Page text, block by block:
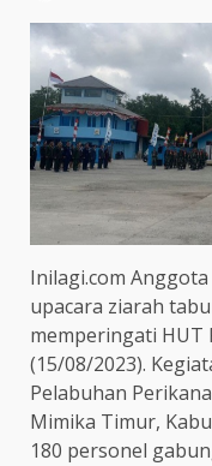
Inilagi.com
upacara ziarah
memperingati HUT
(15/08/2023).
Pelabuhan
Mimika Timur,
180 personel